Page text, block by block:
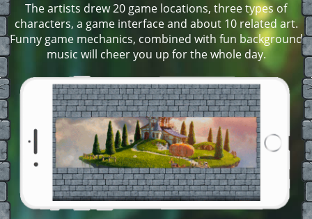
The artists drew 20 game locations, three types of
characters, a game interface and about 10 related art.
Funny game mechanics, combined with fun background
music will cheer you up for the whole day.